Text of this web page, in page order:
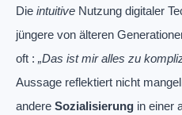
Die intuitive Nutzung digitaler
jüngere von älteren
oft : „Das ist mir alles zu
Aussage reflektiert nicht
andere Sozialisierung in einer